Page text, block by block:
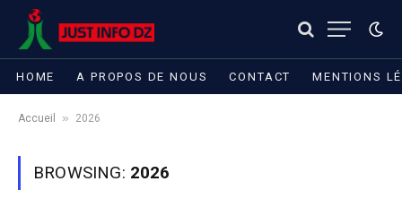
HOME A PROPOS DE NOUS CONTACT MENTIONS
Accueil » 2026
BROWSING: 2026